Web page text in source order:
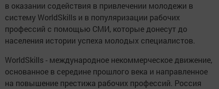
в оказании содействия в привлечении молодежи в
систему WorldSkills и в популяризации рабочих
профессий с помощью СМИ, которые донесут до
населения истории успеха молодых специалистов.
WorldSkills - международное некоммерческое движение,
основанное в середине прошлого века и направленное
на повышение престижа рабочих профессий. Россия